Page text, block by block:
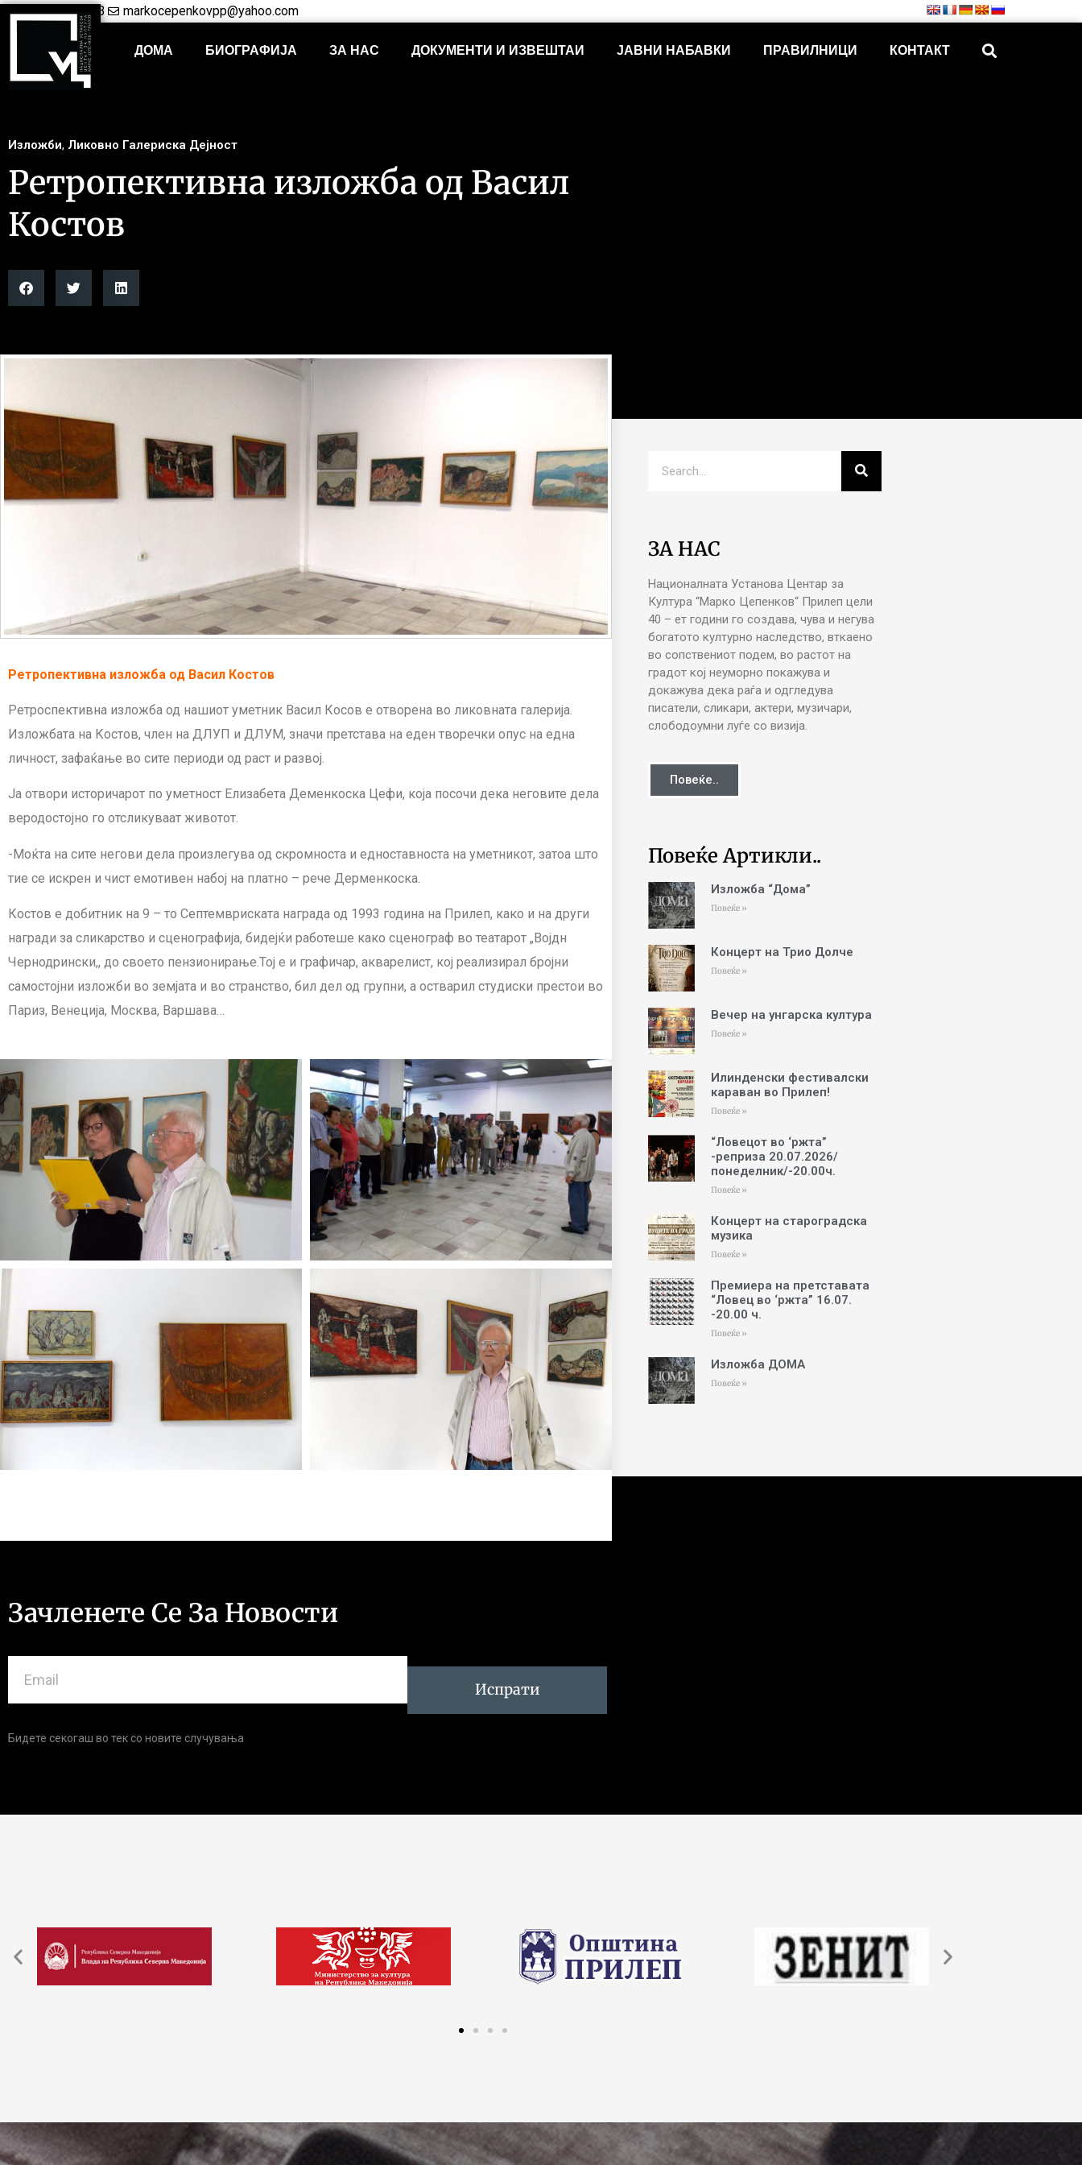
+38948421703 markocepenkovpp@yahoo.com
ДОМА БИОГРАФИЈА ЗА НАС ДОКУМЕНТИ И ИЗВЕШТАИ ЈАВНИ НАБАВКИ ПРАВИЛНИЦИ КОНТАКТ
Изложби, Ликовно Галериска Дејност
Ретропективна изложба од Васил
Костов
Ретропективна изложба од Васил Костов
Ретроспективна изложба од нашиот уметник Васил Косов e отворена во ликовната галерија.
Изложбата на Костов, член на ДЛУП и ДЛУМ, значи претстава на еден творечки опус на една
личност, зафаќање во сите периоди од раст и развој.
Ја отвори историчарот по уметност Елизабета Деменкоска Цефи, која посочи дека неговите дела
веродостојно го отсликуваат животот.
-Моќта на сите негови дела произлегува од скромноста и едноставноста на уметникот, затоа што
тие се искрен и чист емотивен набој на платно – рече Дерменкоска.
Костов е добитник на 9 – то Септемвриската награда од 1993 година на Прилеп, како и на други
награди за сликарство и сценографија, бидејќи работеше како сценограф во театарот „Војдн
Чернодрински,, до своето пензионирање.Тој е и графичар, акварелист, кој реализирал бројни
самостојни изложби во земјата и во странство, бил дел од групни, а остварил студиски престои во
Париз, Венеција, Москва, Варшава…
ЗА НАС
Националната Установа Центар за
Култура “Марко Цепенков“ Прилеп цели
40 – ет години го создава, чува и негува
богатото културно наследство, вткаено
во сопствениот подем, во растот на
градот кој неуморно покажува и
докажува дека раѓа и одгледува
писатели, сликари, актери, музичари,
слободоумни луѓе со визија.
Повеќе..
Повеќе Артикли..
Изложба “Дома”
Повеќе »
Концерт на Трио Долче
Повеќе »
Вечер на унгарска култура
Повеќе »
Илинденски фестивалски
караван во Прилеп!
Повеќе »
“Ловецот во ‘ржта”
-реприза 20.07.2026/
понеделник/-20.00ч.
Повеќе »
Концерт на староградска
музика
Повеќе »
Премиера на претставата
“Ловец во ‘ржта” 16.07.
-20.00 ч.
Повеќе »
Изложба ДОМА
Повеќе »
Зачленете Се За Новости
Испрати
Бидете секогаш во тек со новите случувања